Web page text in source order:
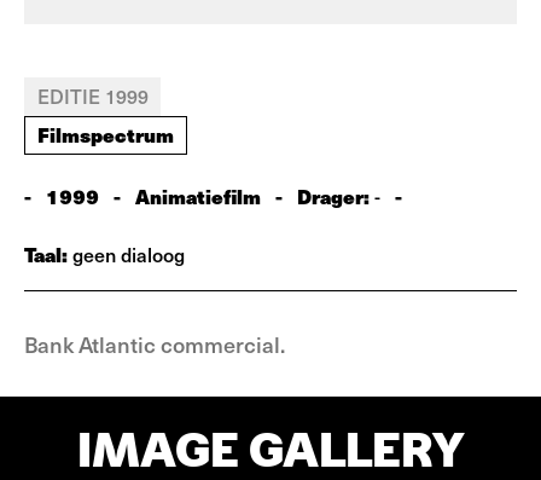
EDITIE 1999
Filmspectrum
- 1999 - Animatiefilm - Drager:- -
Taal:geen dialoog
Bank Atlantic commercial.
IMAGE GALLERY